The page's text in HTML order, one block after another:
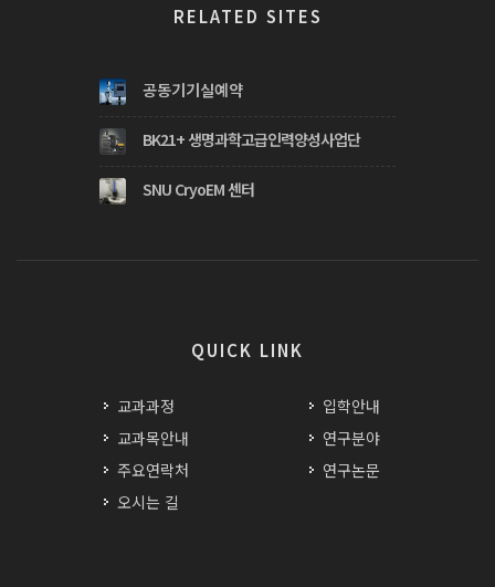
RELATED SITES
공동기기실예약
BK21+ 생명과학고급인력양성사업단
SNU CryoEM 센터
QUICK LINK
교과과정
교과목안내
주요연락처
오시는 길
입학안내
연구분야
연구논문